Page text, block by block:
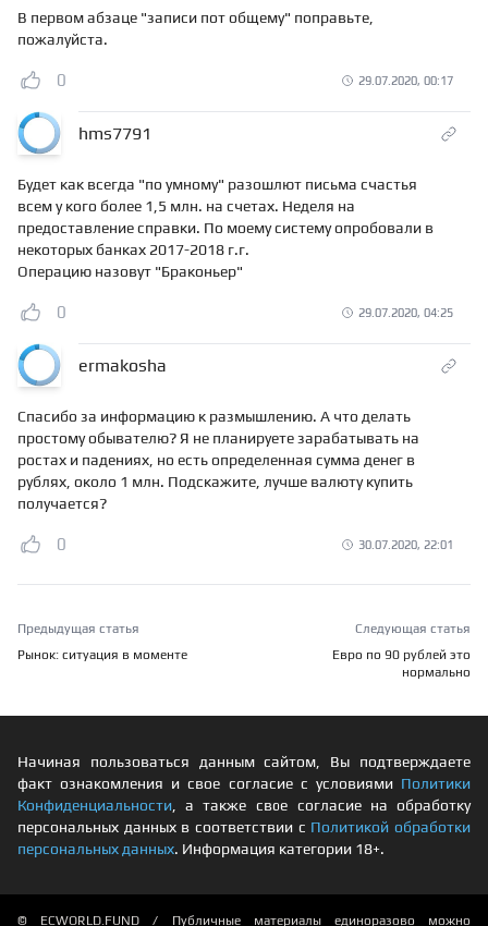
В первом абзаце "записи пот общему" поправьте,
пожалуйста.
0 29.07.2020, 00:17
hms7791
Будет как всегда "по умному" разошлют письма счастья
всем у кого более 1,5 млн. на счетах. Неделя на
предоставление справки. По моему систему опробовали в
некоторых банках 2017-2018 г.г.
Операцию назовут "Браконьер"
0 29.07.2020, 04:25
ermakosha
Спасибо за информацию к размышлению. А что делать
простому обывателю? Я не планируете зарабатывать на
ростах и падениях, но есть определенная сумма денег в
рублях, около 1 млн. Подскажите, лучше валюту купить
получается?
0 30.07.2020, 22:01
Предыдущая статья
Рынок: ситуация в моменте
Следующая статья
Евро по 90 рублей это
нормально
Начиная пользоваться данным сайтом, Вы подтверждаете
факт ознакомления и свое согласие с условиями Политики
Конфиденциальности , а также свое согласие на обработку
персональных данных в соответствии с Политикой обработки
персональных данных. Информация категории 18+.
© ECWORLD.FUND / Публичные материалы единоразово можно